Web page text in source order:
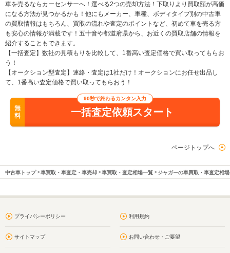
車を売るならカーセンサーへ！選べる2つの売却方法！下取りより買取額が高価
になる方法が見つかるかも！他にもメーカー、車種、ボディタイプ別の中古車
の買取情報はもちろん、買取の流れや査定のポイントなど、初めて車を売る方
も安心の情報が満載です！五十音や都道府県から、お近くの買取店舗の情報を
紹介することもできます。
【一括査定】数社の見積もりを比較して、1番高い査定価格で買い取ってもらお
う！
【オークション型査定】連絡・査定は1社だけ！オークションにお任せ出品し
て、1番高い査定価格で買い取ってもらおう！
無
料
90秒で終わるカンタン入力
一括査定依頼スタート
ページトップへ
中古車トップ 車買取・車査定・車売却 車買取・査定相場一覧 ジャガーの車買取・車査定相
プライバシーポリシー 利用規約
サイトマップ お問い合わせ・ご要望